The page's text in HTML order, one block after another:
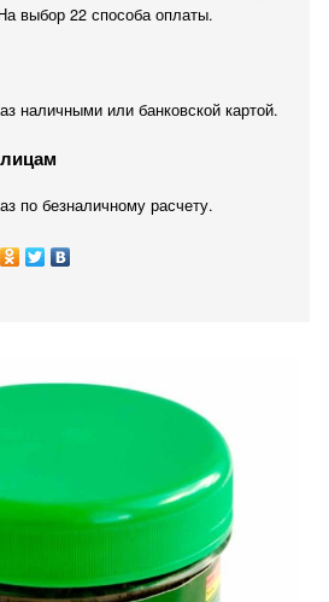
выбор 22 способа оплаты.
наличными или банковской картой.
по безналичному расчету.